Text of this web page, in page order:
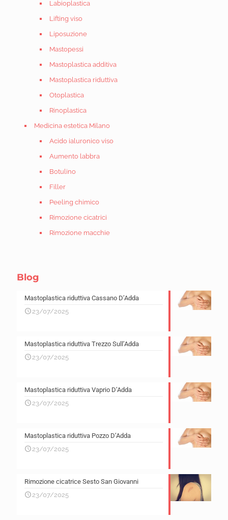
Labioplastica
Lifting viso
Liposuzione
Mastopessi
Mastoplastica additiva
Mastoplastica riduttiva
Otoplastica
Rinoplastica
Medicina estetica Milano
Acido ialuronico viso
Aumento labbra
Botulino
Filler
Peeling chimico
Rimozione cicatrici
Rimozione macchie
Blog
Mastoplastica riduttiva Cassano D’Adda
23/07/2025
Mastoplastica riduttiva Trezzo Sull’Adda
23/07/2025
Mastoplastica riduttiva Vaprio D’Adda
23/07/2025
Mastoplastica riduttiva Pozzo D’Adda
23/07/2025
Rimozione cicatrice Sesto San Giovanni
23/07/2025